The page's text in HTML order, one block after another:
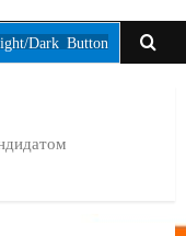
Dark Button